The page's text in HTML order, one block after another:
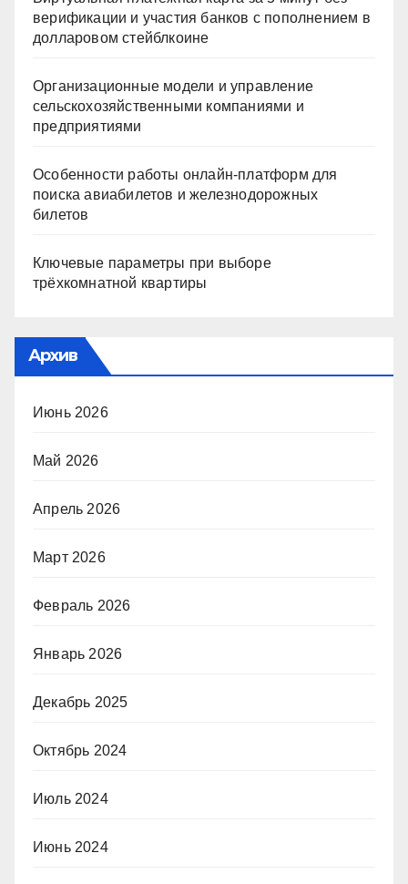
верификации и участия банков с пополнением в
долларовом стейблкоине
Организационные модели и управление
сельскохозяйственными компаниями и
предприятиями
Особенности работы онлайн-платформ для
поиска авиабилетов и железнодорожных
билетов
Ключевые параметры при выборе
трёхкомнатной квартиры
Архив
Июнь 2026
Май 2026
Апрель 2026
Март 2026
Февраль 2026
Январь 2026
Декабрь 2025
Октябрь 2024
Июль 2024
Июнь 2024